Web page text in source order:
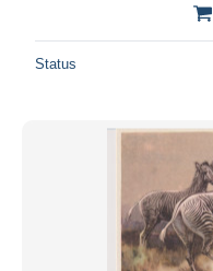
Status